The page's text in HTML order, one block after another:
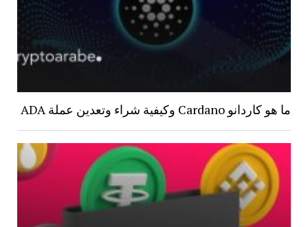
ما هو كاردانو Cardano وكيفية شراء وتعدين عملة ADA